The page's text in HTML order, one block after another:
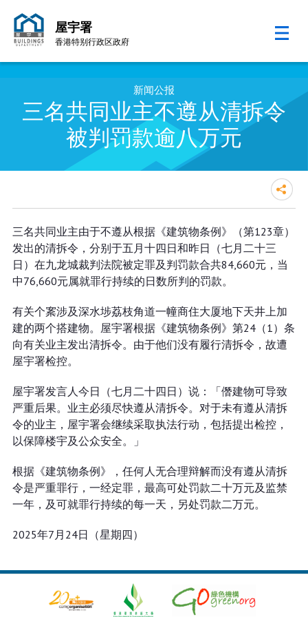
屋宇署
香港特别行政区政府
新闻公报
三名共同业主不遵从清拆令
被判罚款逾八万元
三名共同业主不遵从清拆令被判罚
款逾八万元
三名共同业主由于不遵从根据《建筑物条例》（第123章）
发出的清拆令，分别于五月十四日和昨日（七月二十三
日）在九龙城裁判法院被定罪及判罚款合共84,660元，当
中76,660元属就罪行持续的日数所判的罚款。
有关个䅁涉及深水埗荔枝角道一幢商住大厦地下天井上加
建的两个搭建物。屋宇署根据《建筑物条例》第24（1）条
向有关业主发出清拆令。由于他们没有履行清拆令，故遭
屋宇署检控。
屋宇署发言人今日（七月二十四日）说：「僭建物可导致
严重后果。业主必须尽快遵从清拆令。对于未有遵从清拆
令的业主，屋宇署会继续采取执法行动，包括提出检控，
以保障楼宇及公众安全。」
根据《建筑物条例》，任何人无合理辩解而没有遵从清拆
令是严重罪行，一经定罪，最高可处罚款二十万元及监禁
一年，及可就罪行持续的每一天，另处罚款二万元。
2025年7月24日（星期四）